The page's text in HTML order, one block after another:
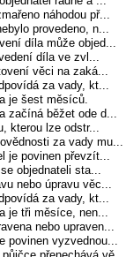
náhodou př...
provedeno, n...
díla může objed...
díla ve zvl...
věci na zaká...
za vady, kt...
je šest měsíců.
začíná běžet ode d...
kterou lze odstr...
za vady mu...
je povinen převzít...
objednateli sta...
nebo úpravu věc...
za vady, kt...
je tři měsíce, nen...
nebo upraven...
povinen vyzvednou...